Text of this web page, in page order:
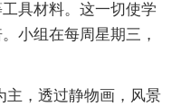
具材料。这一切使学
小组在每周星期三，
主，透过静物画，风景